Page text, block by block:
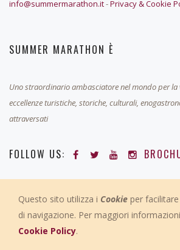
info@summermarathon.it-Privacy & Cookie
SUMMER MARATHON È
Uno straordinario ambasciatore nel mondo per la
eccellenze turistiche, storiche, culturali,
attraversati
FOLLOW US:
Summer Marathon da qualche anno collabora
Questo sito utilizza i Cookie per
di navigazione. Per maggiori informazioni
Cookie Policy.